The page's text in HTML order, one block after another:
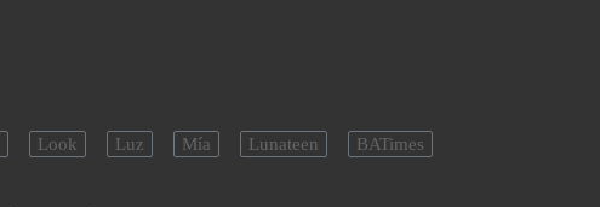
Look Luz Mía Lunateen BATimes